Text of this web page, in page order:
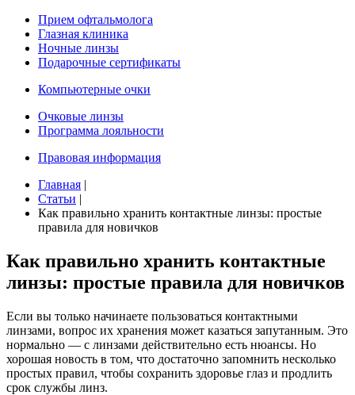
Прием офтальмолога
Глазная клиника
Ночные линзы
Подарочные сертификаты
Компьютерные очки
Очковые линзы
Программа лояльности
Правовая информация
Главная |
Статьи |
Как правильно хранить контактные линзы: простые
правила для новичков
Как правильно хранить контактные
линзы: простые правила для новичков
Если вы только начинаете пользоваться контактными
линзами, вопрос их хранения может казаться запутанным. Это
нормально — с линзами действительно есть нюансы. Но
хорошая новость в том, что достаточно запомнить несколько
простых правил, чтобы сохранить здоровье глаз и продлить
срок службы линз.